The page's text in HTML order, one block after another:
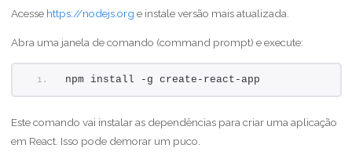
Acesse https://nodejs.org e instale versão mais atualizada.
Abra uma janela de comando (command prompt) e execute:
npm install -g create-react-app
Este comando vai instalar as dependências para criar uma aplicação
em React. Isso pode demorar um puco.